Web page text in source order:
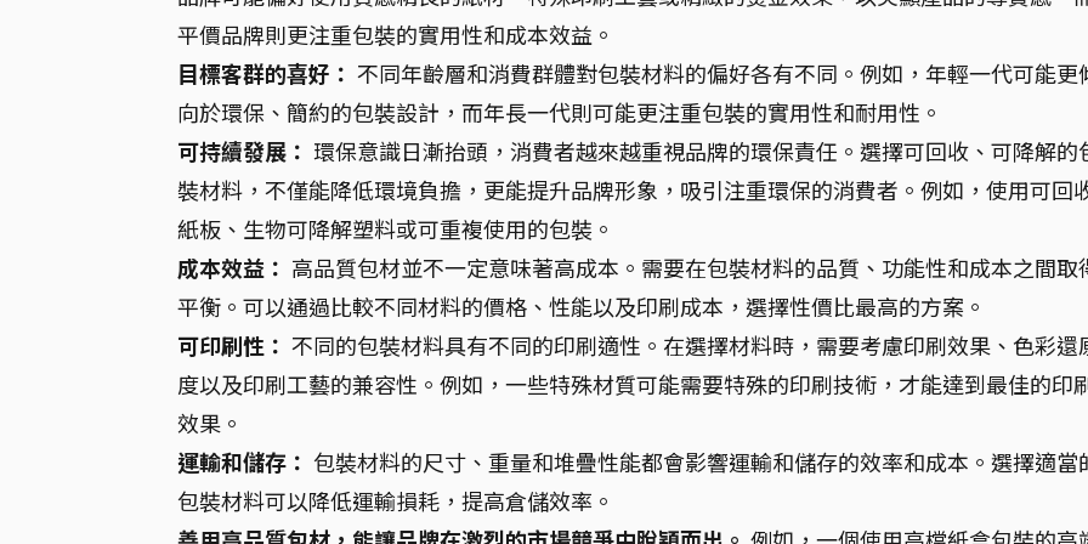
平價品牌則更注重包裝的實用性和成本效益。
目標客群的喜好： 不同年齡層和消費群體對包裝材料的偏好各有不同。例如，年輕一代可能更
向於環保、簡約的包裝設計，而年長一代則可能更注重包裝的實用性和耐用性。
可持續發展： 環保意識日漸抬頭，消費者越來越重視品牌的環保責任。選擇可回收、可降解的
裝材料，不僅能降低環境負擔，更能提升品牌形象，吸引注重環保的消費者。例如，使用可回
紙板、生物可降解塑料或可重複使用的包裝。
成本效益： 高品質包材並不一定意味著高成本。需要在包裝材料的品質、功能性和成本之間取
平衡。可以通過比較不同材料的價格、性能以及印刷成本，選擇性價比最高的方案。
可印刷性： 不同的包裝材料具有不同的印刷適性。在選擇材料時，需要考慮印刷效果、色彩還
度以及印刷工藝的兼容性。例如，一些特殊材質可能需要特殊的印刷技術，才能達到最佳的印
效果。
運輸和儲存： 包裝材料的尺寸、重量和堆疊性能都會影響運輸和儲存的效率和成本。選擇適當
包裝材料可以降低運輸損耗，提高倉儲效率。